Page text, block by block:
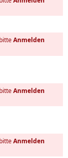
Anmelden
Anmelden
Anmelden